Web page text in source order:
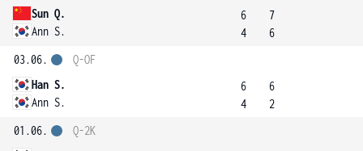
Sun Q.
Ann S.
6
4
7
6
03.06.
Han S.
Ann S.
Q-OF
6
4
6
2
01.06.
Q-2K